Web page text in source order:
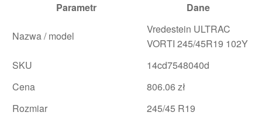
Parametr
Dane
Nazwa / model
Vredestein ULTRAC
VORTI 245/45R19 102Y
SKU
14cd7548040d
Cena
806.06 zł
Rozmiar
245/45 R19